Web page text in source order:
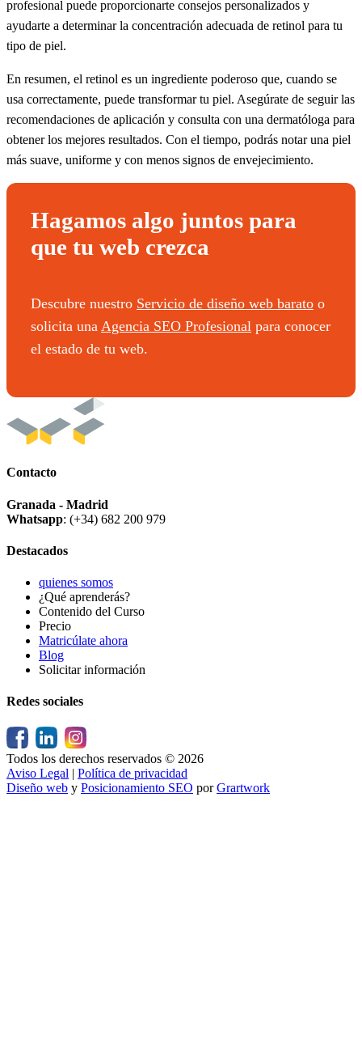
profesional puede proporcionarte consejos personalizados y
ayudarte a determinar la concentración adecuada de retinol para tu
tipo de piel.
En resumen, el retinol es un ingrediente poderoso que, cuando se
usa correctamente, puede transformar tu piel. Asegúrate de seguir las
recomendaciones de aplicación y consulta con una dermatóloga para
obtener los mejores resultados. Con el tiempo, podrás notar una piel
más suave, uniforme y con menos signos de envejecimiento.
Hagamos algo juntos para
que tu web crezca
Descubre nuestro Servicio de diseño web barato o
solicita una Agencia SEO Profesional para conocer
el estado de tu web.
Contacto
Granada - Madrid
Whatsapp: (+34) 682 200 979
Destacados
quienes somos
¿Qué aprenderás?
Contenido del Curso
Precio
Matricúlate ahora
Blog
Solicitar información
Redes sociales
Todos los derechos reservados © 2026
Aviso Legal | Política de privacidad
Diseño web y Posicionamiento SEO por Grartwork